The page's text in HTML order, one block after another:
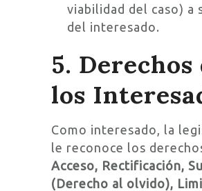
viabilidad del caso) a
del interesado.
5. Derechos
los
Como interesado, la
le reconoce los
Acceso, Rectificación,
(Derecho al olvido),